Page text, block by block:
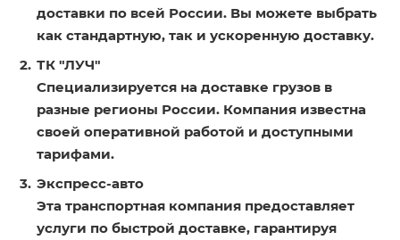
доставки по всей России. Вы можете выбрать
как стандартную, так и ускоренную доставку.
ТК "ЛУЧ"
Специализируется на доставке грузов в
разные регионы России. Компания известна
своей оперативной работой и доступными
тарифами.
Экспресс-авто
Эта транспортная компания предоставляет
услуги по быстрой доставке, гарантируя